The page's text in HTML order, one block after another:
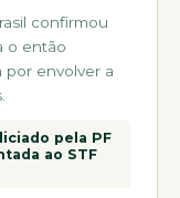
confirmou
o então
por envolver a
pela PF
ao STF